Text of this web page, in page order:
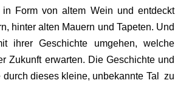
Form von altem Wein und entdeckt
hinter alten Mauern und Tapeten. Und
ihrer Geschichte umgehen, welche
Zukunft erwarten. Die Geschichte und
dieses kleine, unbekannte Tal zu